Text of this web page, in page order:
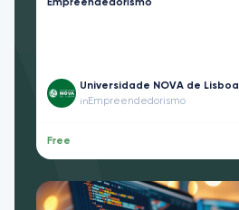
Empreendedorismo
Universidade NOVA de Lisboa
in Empreendedorismo
Free